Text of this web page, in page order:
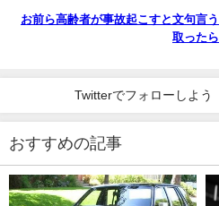
お前ら高齢者が事故起こすと文句言
取った
Twitterでフォローしよう
おすすめの記事